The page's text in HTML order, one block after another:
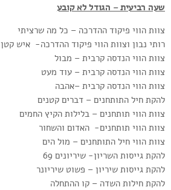
שעה רביעית – הגודל לא קובע
צוות הווי פיקוד ההדרכה – כל מה שרציתי
רותי נבון וצוות הווי פיקוד ההדרכה- איש קטן
צוות הווי הנדסה קרבית – מבול
צוות הווי הנדסה קרבית – עוד מעט
צוות הווי הנדסה קרבית –אהבה
להקת חיל התותחנים – דברים קטנים
צוות הווי תותחנים – בלילות הקיץ החמים
צוות הווי תותחנים- האדום והשחור
צוות הווי חיל התותחנים – מול הים
להקת גייסות השריון- שיריונים 69
להקת גייסות שיריון – פשוט שיריונר
להקת חילות השדה – קו ההתחלה